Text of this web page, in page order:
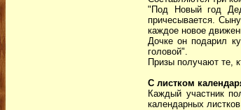
"Под Новый год
причесывается.
каждое новое
Дочке он подарил
головой".
Призы получают те,
С листком
Каждый участник
календарных